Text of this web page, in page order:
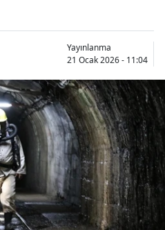
Yayınlanma
21 Ocak 2026 - 11:04